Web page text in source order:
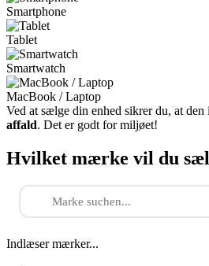
Smartphone
Tablet
Smartwatch
MacBook / Laptop
Ved at sælge din enhed sikrer du, at
affald. Det er godt for miljøet!
Hvilket mærke vil du
Indlæser mærker...